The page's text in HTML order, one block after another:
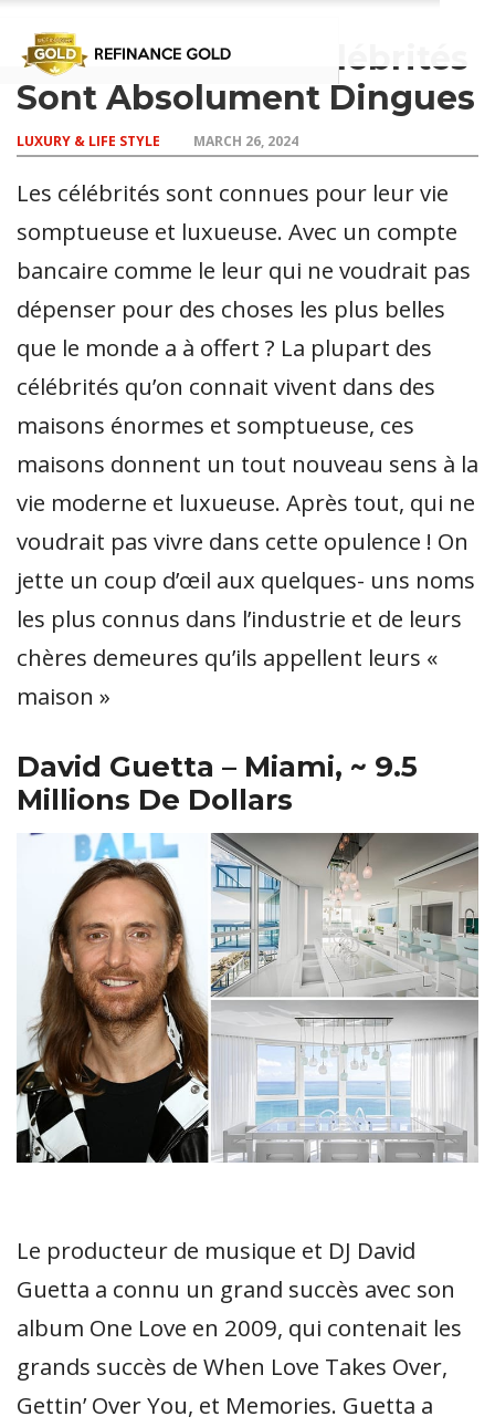
FUNDING
& LIFE
STYLE
& SAVINGS
ACCOUNTS
Ces Maisons De Célébrités
Sont Absolument Dingues
LUXURY & LIFE STYLE MARCH 26, 2024
Les célébrités sont connues pour leur vie
somptueuse et luxueuse. Avec un compte
bancaire comme le leur qui ne voudrait pas
dépenser pour des choses les plus belles
que le monde a à offert ? La plupart des
célébrités qu’on connait vivent dans des
maisons énormes et somptueuse, ces
maisons donnent un tout nouveau sens à la
vie moderne et luxueuse. Après tout, qui ne
voudrait pas vivre dans cette opulence ! On
jette un coup d’œil aux quelques- uns noms
les plus connus dans l’industrie et de leurs
chères demeures qu’ils appellent leurs «
maison »
David Guetta – Miami, ~ 9.5
Millions De Dollars
Le producteur de musique et DJ David
Guetta a connu un grand succès avec son
album One Love en 2009, qui contenait les
grands succès de When Love Takes Over,
Gettin’ Over You, et Memories. Guetta a